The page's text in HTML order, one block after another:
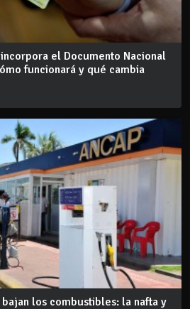
el Documento Nacional
funcionará y qué cambia
los combustibles: la nafta y